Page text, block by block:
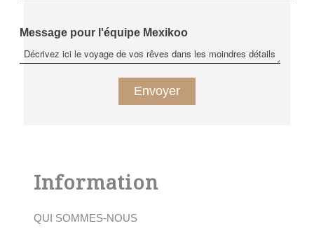
Message pour l'équipe Mexikoo
Information
QUI SOMMES-NOUS